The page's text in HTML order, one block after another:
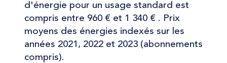
d'énergie pour un usage standard est
compris entre 960 € et 1 340 € . Prix
moyens des énergies indexés sur les
années 2021, 2022 et 2023 (abonnements
compris).